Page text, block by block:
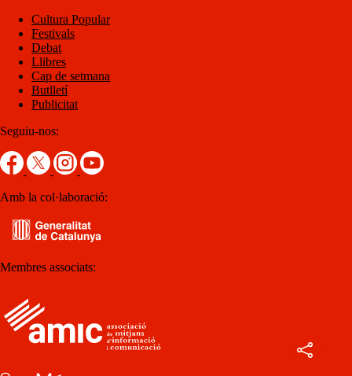
Cultura Popular
Festivals
Debat
Llibres
Cap de setmana
Butlletí
Publicitat
Seguiu-nos:
Amb la col·laboració:
Membres associats: